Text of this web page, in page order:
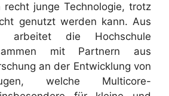
junge Technologie, trotz
genutzt werden kann. Aus
arbeitet die Hochschule
mit Partnern aus
an der Entwicklung von
welche Multicore-